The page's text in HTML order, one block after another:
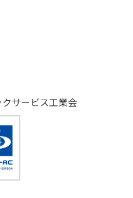
サービス工業会